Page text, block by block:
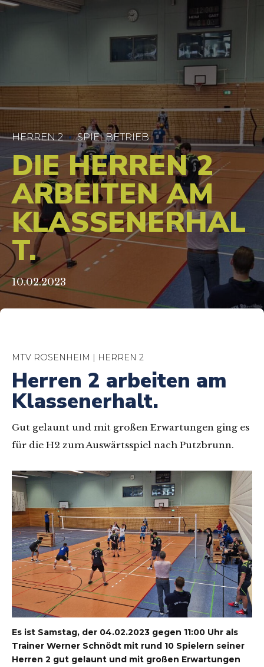
HERREN 2 SPIELBETRIEB
DIE HERREN 2
ARBEITEN AM
KLASSENERHAL
T.
10.02.2023
MTV ROSENHEIM | HERREN 2
Herren 2 arbeiten am
Klassenerhalt.
Gut gelaunt und mit großen Erwartungen ging es
für die H2 zum Auswärtsspiel nach Putzbrunn.
Es ist Samstag, der 04.02.2023 gegen 11:00 Uhr als
Trainer Werner Schnödt mit rund 10 Spielern seiner
Herren 2 gut gelaunt und mit großen Erwartungen